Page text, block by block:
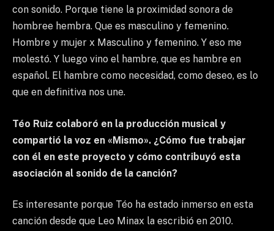
con sonido. Porque tiene la proximidad sonora de
hombree hembra. Que es masculino y femenino.
Hombre y mujer x Masculino y femenino. Y eso me
molestó. Y luego vino el hambre, que es hambre en
español. El hambre como necesidad, como deseo, es lo
que en definitiva nos une.
Téo Ruiz colaboró ​​en la producción musical y
compartió la voz en «Mismo». ¿Cómo fue trabajar
con él en este proyecto y cómo contribuyó esta
asociación al sonido de la canción?
Es interesante porque Téo ha estado inmerso en esta
canción desde que Leo Minax la escribió en 2010.